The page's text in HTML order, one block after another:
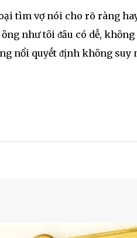
tìm vợ nói cho rõ ràng
như tȏi ᵭȃu có dễ,
nổi quyḗt ᵭịnh khȏng